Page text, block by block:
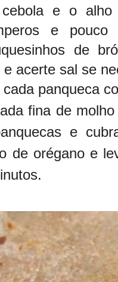
e o alho
e
de
acerte sal se
cada panqueca
fina de
e
de orégano e